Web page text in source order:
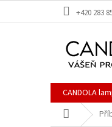
+420 283
CANDOLA
Domů